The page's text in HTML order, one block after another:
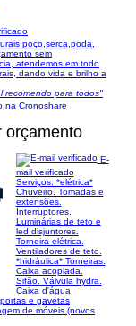
poço,serca,poda,
sem
atendemos em todo
dando vida e brilho a
recomendo para todos"
na Cronoshare
orçamento
E-
mail verificado
Serviços: *elétrica*
Chuveiro. Tomadas e
extensões.
Interruptores.
Luminárias de teto e
led disjuntores.
Torneira elétrica.
Ventiladores de teto.
*hidráulica* Torneiras.
Caixa acoplada.
Sifão. Válvula hydra.
Caixa d'água
e gavetas
de móveis (novos